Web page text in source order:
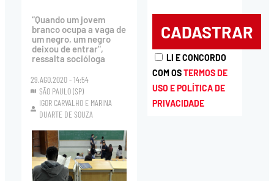
“Quando um jovem
branco ocupa a vaga de
um negro, um negro
deixou de entrar",
ressalta socióloga
29.AGO.2020 - 14:54
SÃO PAULO (SP)
IGOR CARVALHO E MARINA
DUARTE DE SOUZA
LI E CONCORDO
COM OSTERMOS DE
USO E POLÍTICA DE
PRIVACIDADE